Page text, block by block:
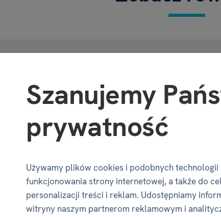
drewniana - Krzyż
motoryczną.
uszczęśliwią Twoich bliskich
puzzli znajdzieszwewnątrz opakowania.
Szanujemy
prywatność
Używamy plików cookies i podobnych
funkcjonowania strony internetowej, a także do
personalizacji treści i reklam. Udostępniamy
witryny naszym partnerom reklamowym i